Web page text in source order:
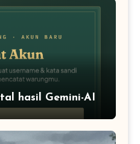
hasil Gemini-AI